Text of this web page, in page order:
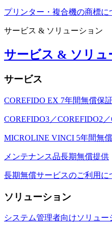
プリンター・複合機の商標に
サービス & ソリューション
サービス & ソリュ
サービス
COREFIDO EX 7年間無償保証
COREFIDO3／COREFIDO2
MICROLINE VINCI 5年間無
メンテナンス品長期無償提供
長期無償サービスのご利用に
ソリューション
システム管理者向けソリュー